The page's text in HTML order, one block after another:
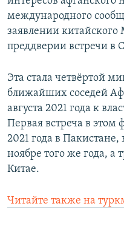
международного
заявлении
преддверии встречи в
Эта стала четвёртой
ближайших соседей
августа 2021 года к
Первая встреча в этом
2021 года в Пакистане,
ноябре того же года, а
Китае.
Читайте также на